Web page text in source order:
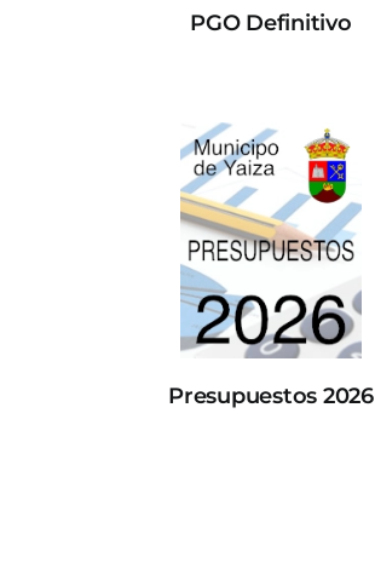
PGO Definitivo
Presupuestos 2026